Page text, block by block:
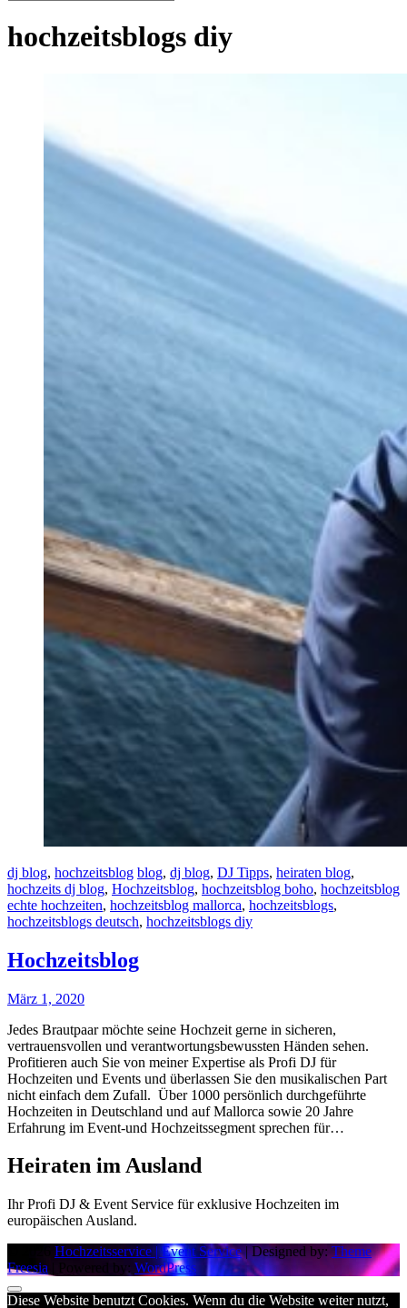
hochzeitsblogs diy
dj blog, hochzeitsblog blog, dj blog, DJ Tipps, heiraten blog,
hochzeits dj blog, Hochzeitsblog, hochzeitsblog boho, hochzeitsblog
echte hochzeiten, hochzeitsblog mallorca, hochzeitsblogs,
hochzeitsblogs deutsch, hochzeitsblogs diy
Hochzeitsblog
März 1, 2020
Jedes Brautpaar möchte seine Hochzeit gerne in sicheren,
vertrauensvollen und verantwortungsbewussten Händen sehen.
Profitieren auch Sie von meiner Expertise als Profi DJ für
Hochzeiten und Events und überlassen Sie den musikalischen Part
nicht einfach dem Zufall. Über 1000 persönlich durchgeführte
Hochzeiten in Deutschland und auf Mallorca sowie 20 Jahre
Erfahrung im Event-und Hochzeitssegment sprechen für…
Heiraten im Ausland
Ihr Profi DJ & Event Service für exklusive Hochzeiten im
europäischen Ausland.
Hochzeitsservice | Event Service| Designed by: Theme
Freesia | Powered by: WordPress
Diese Website benutzt Cookies. Wenn du die Website weiter nutzt,